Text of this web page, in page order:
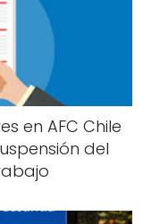
en AFC Chile
del